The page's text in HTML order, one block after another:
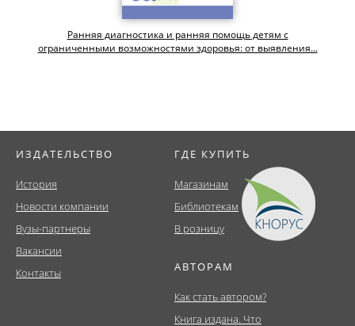
Ранняя диагностика и ранняя помощь детям с
ограниченными возможностями здоровья: от выявления...
ИЗДАТЕЛЬСТВО
История
Новости компании
Вузы-партнеры
Вакансии
Контакты
ГДЕ КУПИТЬ
Магазинам
Библиотекам
В розницу
АВТОРАМ
Как стать автором?
Книга издана. Что